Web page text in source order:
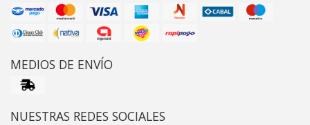
MEDIOS DE ENVÍO
NUESTRAS REDES SOCIALES